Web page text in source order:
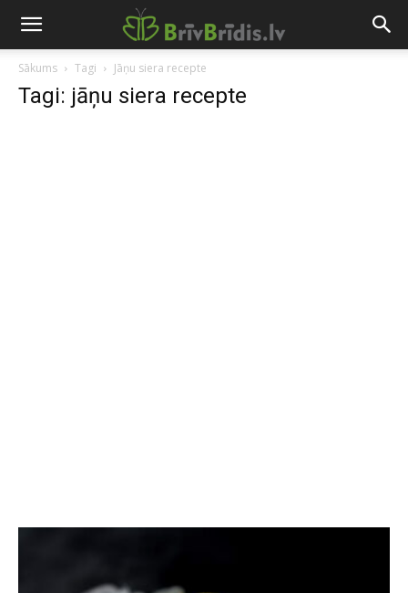
Sākums Tagi Jāņu siera recepte
Tagi: jāņu siera recepte